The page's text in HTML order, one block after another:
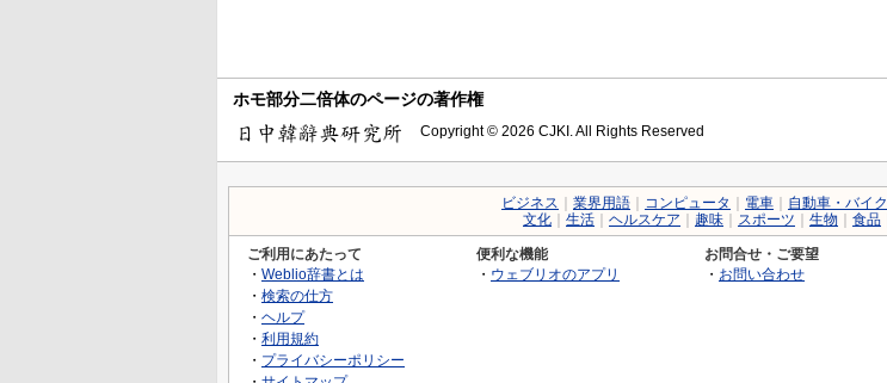
ホモ部分二倍体のページの著作権
Copyright © 2026 CJKI. All Rights Reserved
ビジネス 業界用語 コンピュータ 電車 自動車・バイク
文化
生活 ヘルスケア 趣味 スポーツ 生物 食品
ご利用にあたって
・ Weblio辞書とは
・ 検索の仕方
・ ヘルプ
・ 利用規約
・ プライバシーポリシー
便利な機能
・ ウェブリオのアプリ
お問合せ・ご要望
・ お問い合わせ